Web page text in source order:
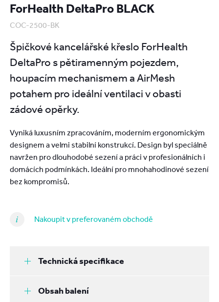
ForHealth DeltaPro BLACK
COC-2500-BK
Špičkové kancelářské křeslo ForHealth
DeltaPro s pětiramenným pojezdem,
houpacím mechanismem a AirMesh
potahem pro ideální ventilaci v obasti
zádové opěrky.
Vyniká luxusním zpracováním, moderním ergonomickým
designem a velmi stabilní konstrukcí. Design byl speciálně
navržen pro dlouhodobé sezení a práci v profesionálních i
domácích podmínkách. Ideální pro mnohahodinové sezení
bez kompromisů.
Nakoupit v preferovaném obchodě
Technická specifikace
Obsah balení